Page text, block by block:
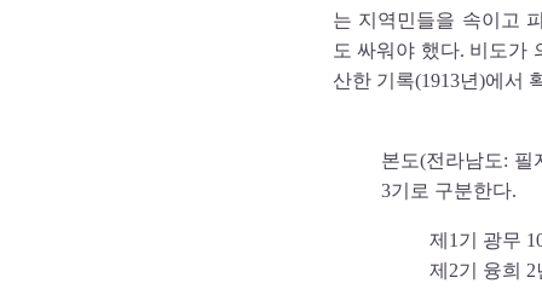
는 지역민들을 속이고
도 싸워야 했다. 비도가
산한 기록(1913년)에서
본도(전라남도:
3기로 구분한다.
제1기 광무
제2기 융희